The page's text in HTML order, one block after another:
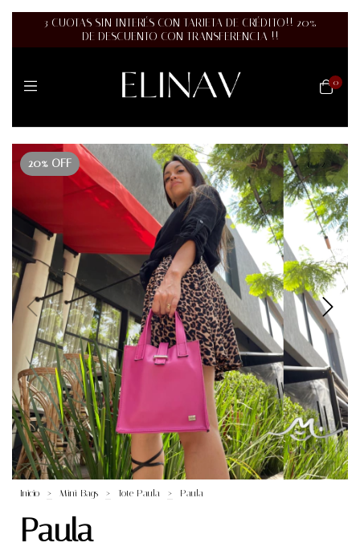
3 CUOTAS SIN INTERÉS CON TARJETA DE CRÉDITO!! 20%
DE DESCUENTO CON TRANSFERENCIA !!
0
20% OFF 1/2
Inicio > Mini Bags > Tote Paula > Paula
Paula